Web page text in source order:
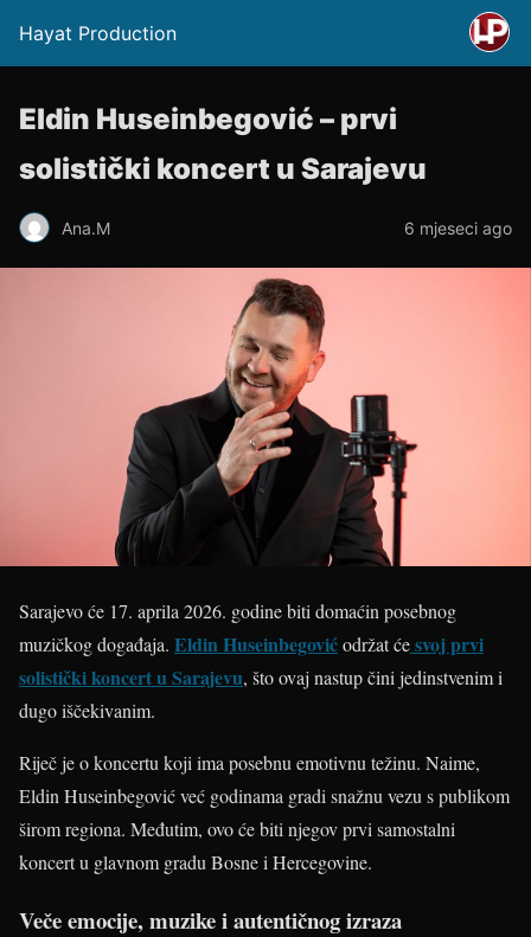
Hayat Production
Eldin Huseinbegović – prvi
solistički koncert u Sarajevu
Ana.M 6 mjeseci ago
Sarajevo će 17. aprila 2026. godine biti domaćin posebnog
muzičkog događaja. Eldin Huseinbegovićodržat ćesvoj prvi
solistički koncert u Sarajevu, što ovaj nastup čini jedinstvenim i
dugo iščekivanim.
Riječ je o koncertu koji ima posebnu emotivnu težinu. Naime,
Eldin Huseinbegović već godinama gradi snažnu vezu s publikom
širom regiona. Međutim, ovo će biti njegov prvi samostalni
koncert u glavnom gradu Bosne i Hercegovine.
Veče emocije, muzike i autentičnog izraza